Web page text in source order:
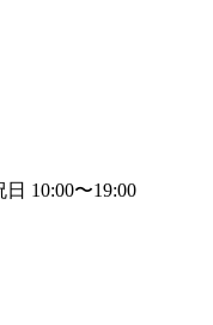
10:00〜19:00